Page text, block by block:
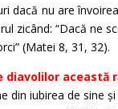
dacă nu are
zicând: “Dacă ne
(Matei 8, 31, 32).
diavolilor această
din iubirea de sine